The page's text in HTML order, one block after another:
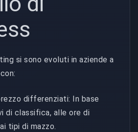
si sono evoluti in aziende a
differenziati: In base
di classifica, alle ore di
tipi di mazzo.